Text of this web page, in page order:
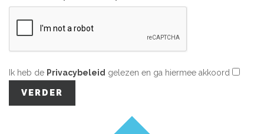
Ik heb de Privacybeleid gelezen en ga hiermee akkoord